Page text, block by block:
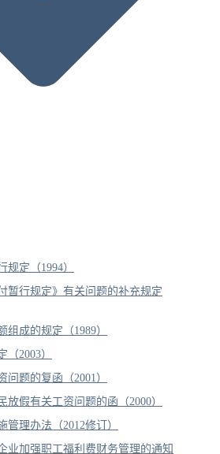
规定（1994）
暂行规定》有关问题的补充规定
组成的规定（1989）
（2003）
问题的复函（2001）
放假有关工资问题的函（2000）
管理办法（2012修订）
业加强职工福利费财务管理的通知